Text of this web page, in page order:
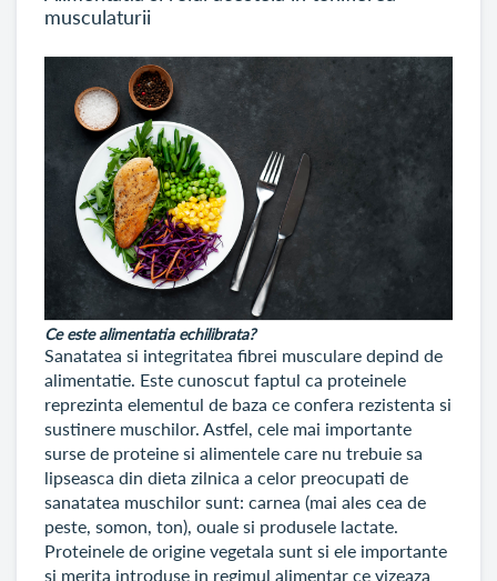
musculaturii
Ce este alimentatia echilibrata?
Sanatatea si integritatea fibrei musculare depind de
alimentatie. Este cunoscut faptul ca proteinele
reprezinta elementul de baza ce confera rezistenta si
sustinere muschilor. Astfel, cele mai importante
surse de proteine si alimentele care nu trebuie sa
lipseasca din dieta zilnica a celor preocupati de
sanatatea muschilor sunt: carnea (mai ales cea de
peste, somon, ton), ouale si produsele lactate.
Proteinele de origine vegetala sunt si ele importante
si merita introduse in regimul alimentar ce vizeaza